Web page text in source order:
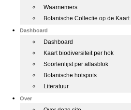
Waarnemers
Botanische Collectie op de Kaart
Dashboard
Dashboard
Kaart biodiversiteit per hok
Soortenlijst per atlasblok
Botanische hotspots
Literatuur
Over